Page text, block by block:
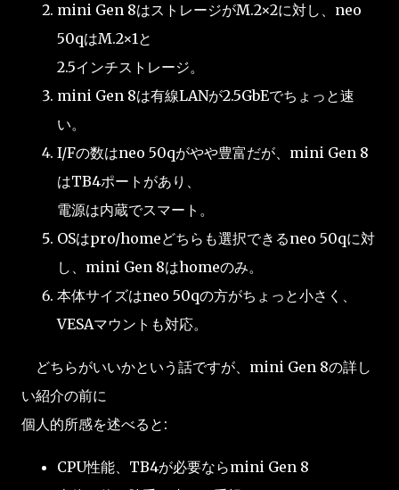
mini Gen 8はストレージがM.2×2に対し、neo
50qはM.2×1と
2.5インチストレージ。
mini Gen 8は有線LANが2.5GbEでちょっと速
い。
I/Fの数はneo 50qがやや豊富だが、mini Gen 8
はTB4ポートがあり、
電源は内蔵でスマート。
OSはpro/homeどちらも選択できるneo 50qに対
し、mini Gen 8はhomeのみ。
本体サイズはneo 50qの方がちょっと小さく、
VESAマウントも対応。
どちらがいいかという話ですが、mini Gen 8の詳し
い紹介の前に
個人的所感を述べると:
CPU性能、TB4が必要ならmini Gen 8